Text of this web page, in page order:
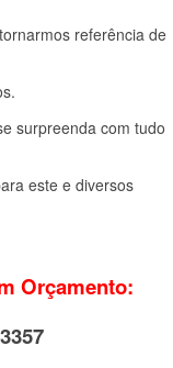
referência de
surpreenda com tudo
este e diversos
Orçamento: